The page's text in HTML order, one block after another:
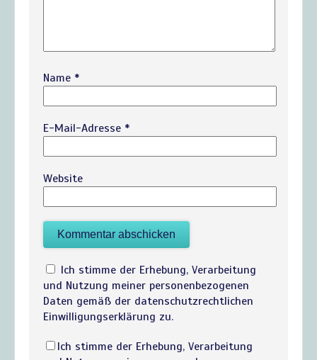
Name *
E-Mail-Adresse *
Website
Ich stimme der Erhebung, Verarbeitung
und Nutzung meiner personenbezogenen
Daten gemäß der datenschutzrechtlichen
Einwilligungserklärung zu.
Ich stimme der Erhebung, Verarbeitung